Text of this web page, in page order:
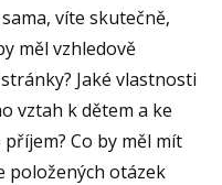
víte skutečně,
měl vzhledově
Jaké vlastnosti
vztah k dětem a ke
Co by měl mít
položených otázek